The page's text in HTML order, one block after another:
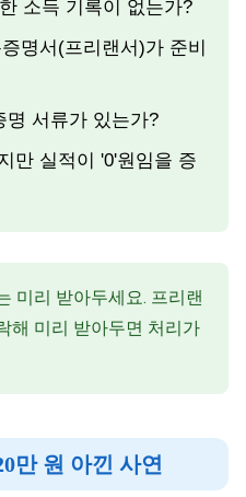
소득 기록이 없는가?
명서(프리랜서)가 준비
명 서류가 있는가?
만 실적이 '0'원임을 증
미리 받아두세요. 프리랜
해 미리 받아두면 처리가
만 원 아낀 사연